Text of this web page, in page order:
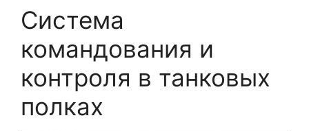
Система
командования и
контроля в танковых
полках